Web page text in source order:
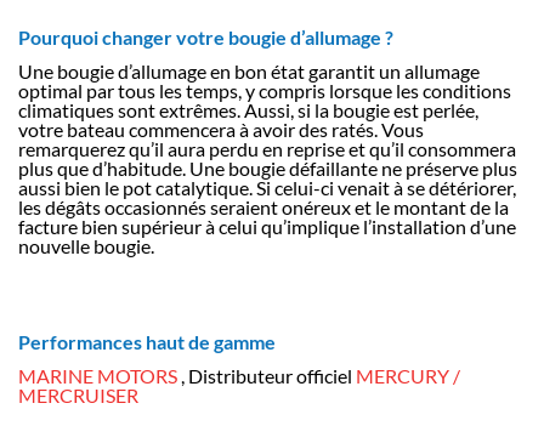
Pourquoi changer votre bougie d’allumage ?
Une bougie d’allumage en bon état garantit un allumage
optimal par tous les temps, y compris lorsque les conditions
climatiques sont extrêmes. Aussi, si la bougie est perlée,
votre bateau commencera à avoir des ratés. Vous
remarquerez qu’il aura perdu en reprise et qu’il consommera
plus que d’habitude. Une bougie défaillante ne préserve plus
aussi bien le pot catalytique. Si celui-ci venait à se détériorer,
les dégâts occasionnés seraient onéreux et le montant de la
facture bien supérieur à celui qu’implique l’installation d’une
nouvelle bougie.
Performances haut de gamme
MARINE MOTORS , Distributeur officiel MERCURY /
MERCRUISER